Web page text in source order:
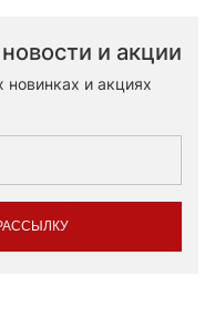
и акции
новинках и акциях